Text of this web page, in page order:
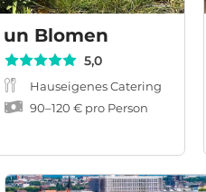
Blomen
5,0
Hauseigenes Catering
90–120 € pro Person